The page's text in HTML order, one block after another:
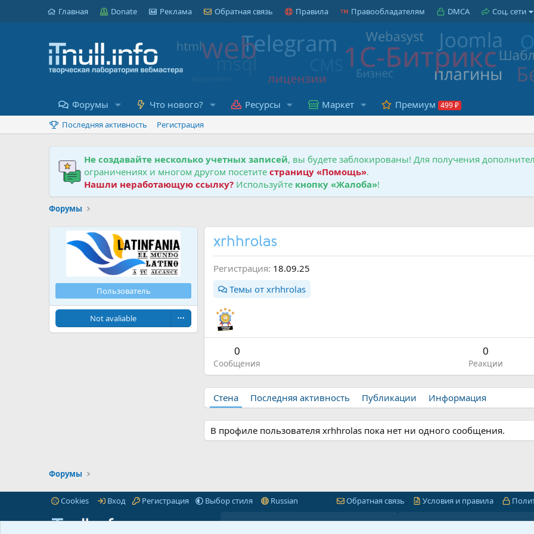
Главная Donate Реклама Обратная связь Правила Правообладателям DMCA Соц. сети
Форумы Что нового? Ресурсы Маркет Премиум
Последняя активность Регистрация
Не создавайте несколько учетных записей, вы будете заблокированы! Для получения
ограничениях и многом другом посетите страницу «Помощь».
Нашли неработающую ссылку?Используйте кнопку «Жалоба»!
Форумы
Пользователь
Not avaliable
xrhhrolas
Регистрация 18.09.25
Темы от xrhhrolas
Сообщения
0
Реакции
0
Стена Последняя активность Публикации Информация
В профиле пользователя xrhhrolas пока нет ни одного сообщения.
Форумы
Cookies Вход Регистрация Выбор стиля Russian Обратная связь Условия и правила